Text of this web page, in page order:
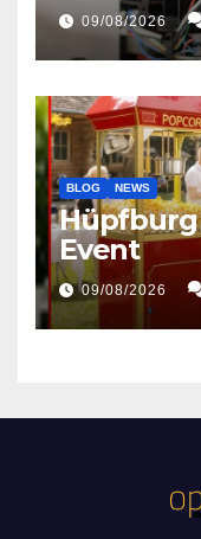
09/08/2026
BLOG NEWS
Event
09/08/2026